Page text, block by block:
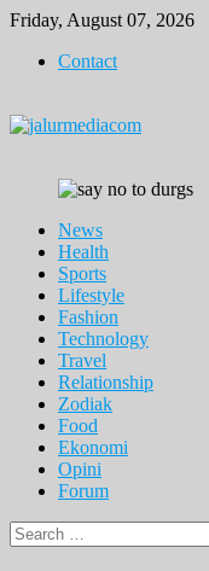
Skip
content
Friday, August 07, 2026
Contact
News
Health
Sports
Lifestyle
Fashion
Technology
Travel
Relationship
Zodiak
Food
Ekonomi
Opini
Forum
Search
for: